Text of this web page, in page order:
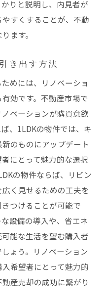
りと説明し、内見者が
すくすることが、不動
ます。
き出す方法
めには、リノベーショ
効です。不動産市場で
ベーションが購買意欲
、1LDKの物件では、キ
のものにアップデート
にとって魅力的な選択
の物件ならば、リビン
く見せるための工夫を
つけることが可能で
設備の導入や、省エネ
能な生活を望む購入者
ょう。リノベーション
希望者にとって魅力的
産売却の成功に繋がり